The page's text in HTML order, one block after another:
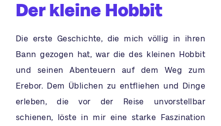
Der kleine Hobbit
Die erste Geschichte, die mich völlig in ihren
Bann gezogen hat, war die des kleinen Hobbit
und seinen Abenteuern auf dem Weg zum
Erebor. Dem Üblichen zu entfliehen und Dinge
erleben, die vor der Reise unvorstellbar
schienen, löste in mir eine starke Faszination